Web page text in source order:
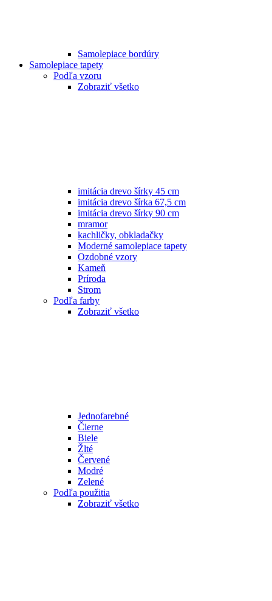
Samolepiace bordúry
Samolepiace tapety
Podľa vzoru
Zobraziť všetko
imitácia drevo šírky 45 cm
imitácia drevo šírka 67,5 cm
imitácia drevo šírky 90 cm
mramor
kachličky, obkladačky
Moderné samolepiace tapety
Ozdobné vzory
Kameň
Príroda
Strom
Podľa farby
Zobraziť všetko
Jednofarebné
Čierne
Biele
Žlté
Červené
Modré
Zelené
Podľa použitia
Zobraziť všetko